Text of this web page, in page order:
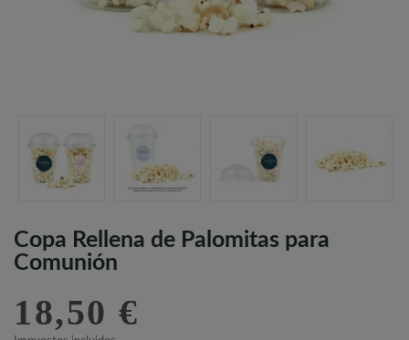
Copa Rellena de Palomitas para
Comunión
18,50 €